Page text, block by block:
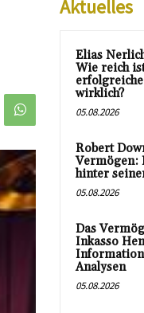
Aktuelles
Elias
Wie reich
wirklich?
05.08.2026
Robert
Vermögen:
hinter
05.08.2026
Das
Inkasso
Analysen
05.08.2026